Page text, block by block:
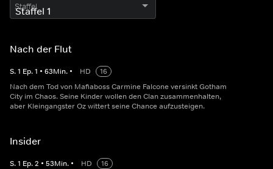
Staffel
Nach der Flut
S.1 Ep.1 • 63Min. • HD
16
Nach dem Tod von Mafiaboss Carmine Falcone versinkt Gotham
City im Chaos. Seine Kinder wollen den Clan zusammenhalten,
aber Kleingangster Oz wittert seine Chance aufzusteigen.
Insider
S.1 Ep.2 • 53Min. • HD
16